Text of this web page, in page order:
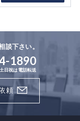
談下さい。
1890
日祝は電話転送
頼